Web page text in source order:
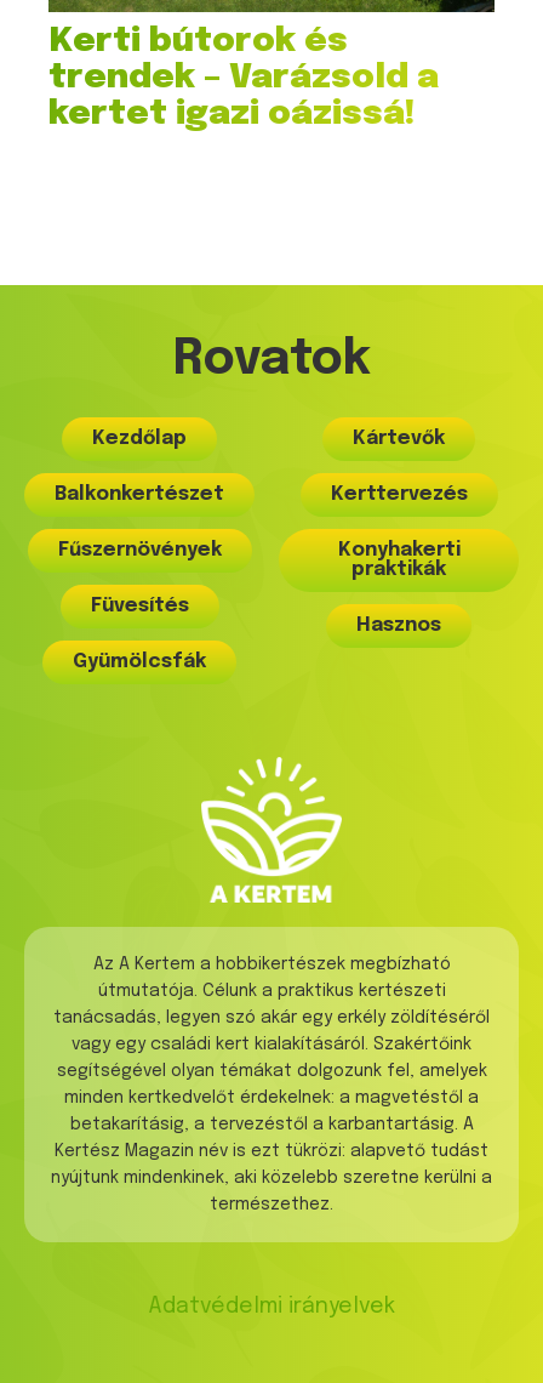
Kerti bútorok és
trendek – Varázsold a
kertet igazi oázissá!
Rovatok
Kezdőlap
Balkonkertészet
Fűszernövények
Füvesítés
Gyümölcsfák
Kártevők
Kerttervezés
Konyhakerti
praktikák
Hasznos
Az A Kertem a hobbikertészek megbízható
útmutatója. Célunk a praktikus kertészeti
tanácsadás, legyen szó akár egy erkély zöldítéséről
vagy egy családi kert kialakításáról. Szakértőink
segítségével olyan témákat dolgozunk fel, amelyek
minden kertkedvelőt érdekelnek: a magvetéstől a
betakarításig, a tervezéstől a karbantartásig. A
Kertész Magazin név is ezt tükrözi: alapvető tudást
nyújtunk mindenkinek, aki közelebb szeretne kerülni a
természethez.
Adatvédelmi irányelvek